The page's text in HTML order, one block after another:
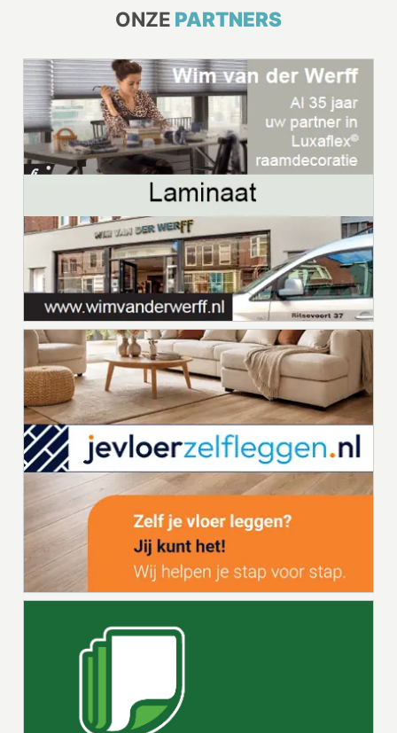
ONZE PARTNERS